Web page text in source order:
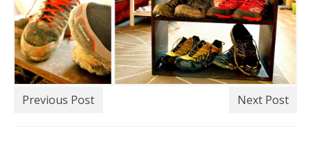
Previous Post Next Post